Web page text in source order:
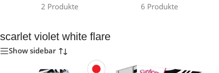
2 Produkte 6 Produkte
scarlet violet white flare
Show sidebar